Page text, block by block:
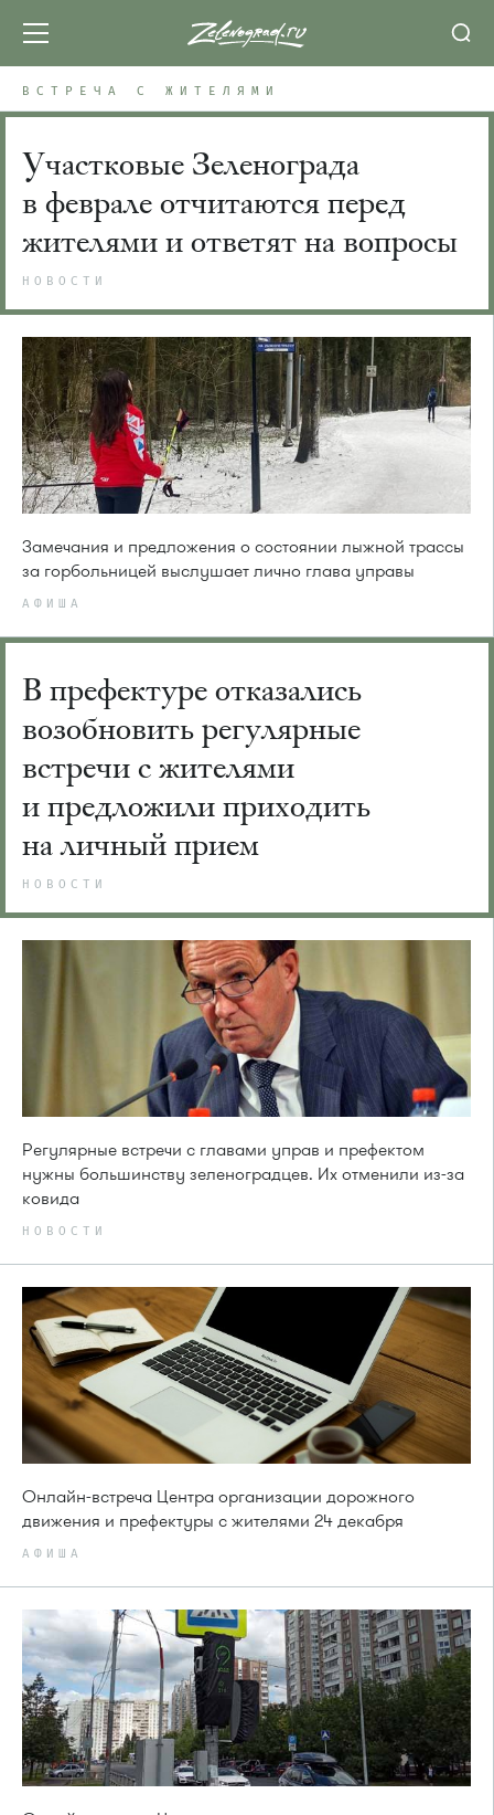
ВСТРЕЧА С ЖИТЕЛЯМИ
Участковые Зеленограда
в феврале отчитаются перед
жителями и ответят на вопросы
НОВОСТИ
Замечания и предложения о состоянии лыжной трассы
за горбольницей выслушает лично глава управы
АФИША
В префектуре отказались
возобновить регулярные
встречи с жителями
и предложили приходить
на личный прием
НОВОСТИ
Регулярные встречи с главами управ и префектом
нужны большинству зеленоградцев. Их отменили из-за
ковида
НОВОСТИ
Онлайн-встреча Центра организации дорожного
движения и префектуры с жителями 24 декабря
АФИША